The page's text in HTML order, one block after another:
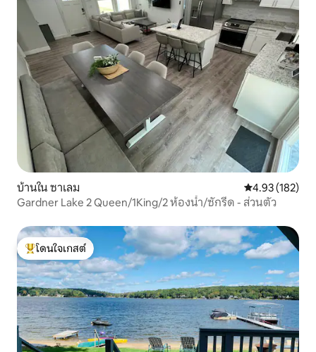
บ้านใน ซาเลม คะแนนเฉลี่ย
4.93 (182)
Gardner Lake 2 Queen/1King/2 ห้องน้ำ/ซักรีด - ส่วนตัว
โดนใจเกสต์ที่สุด
โดนใจเกสต์